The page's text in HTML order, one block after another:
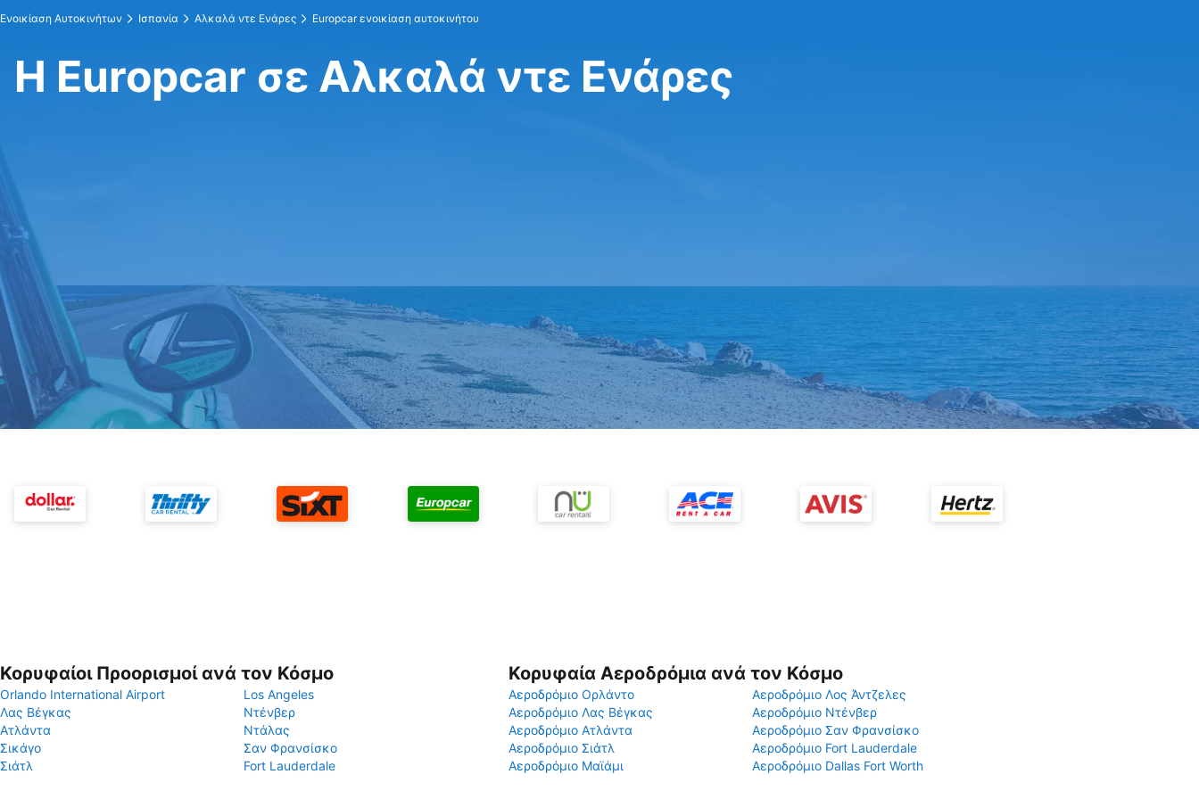
Ενοικίαση Αυτοκινήτων Ισπανία Αλκαλά ντε Ενάρες Europcar ενοικίαση αυτοκινήτου
Η Europcar σε Αλκαλά ντε Ενάρες
Κορυφαίοι Προορισμοί ανά τον Κόσμο
Orlando International Airport
Los Angeles
Λας Βέγκας
Ντένβερ
Ατλάντα
Ντάλας
Σικάγο
Σαν Φρανσίσκο
Σιάτλ
Fort Lauderdale
Κορυφαία Αεροδρόμια ανά τον Κόσμο
Αεροδρόμιο Ορλάντο
Αεροδρόμιο Λος Άντζελες
Αεροδρόμιο Λας Βέγκας
Αεροδρόμιο Ντένβερ
Αεροδρόμιο Ατλάντα
Αεροδρόμιο Σαν Φρανσίσκο
Αεροδρόμιο Σιάτλ
Αεροδρόμιο Fort Lauderdale
Αεροδρόμιο Μαϊάμι
Αεροδρόμιο Dallas Fort Worth